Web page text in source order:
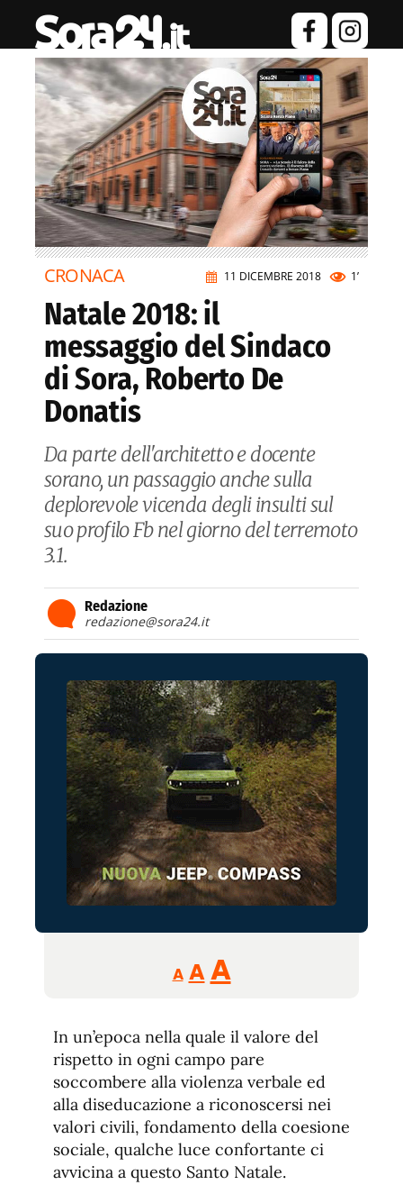
11 DICEMBRE 2018 1’
CRONACA
Natale 2018: il
messaggio del Sindaco
di Sora, Roberto De
Donatis
Da parte dell'architetto e docente
sorano, un passaggio anche sulla
deplorevole vicenda degli insulti sul
suo profilo Fb nel giorno del terremoto
3.1.
Redazione
redazione@sora24.it
A
Reducir
tamaño
A Restablecer
de
fuente
AAumentar
de
fuente.
In un’epoca nella quale il valore del
rispetto in ogni campo pare
soccombere alla violenza verbale ed
alla diseducazione a riconoscersi nei
valori civili, fondamento della coesione
sociale, qualche luce confortante ci
avvicina a questo Santo Natale.